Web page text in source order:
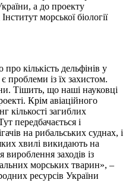
а до проекту
морської біології
кількість дельфінів у
із їх захистом.
Тішить, що наші науковці
Крім авіаційного
кількості загиблих
передбачається і
на рибальських суднах, і
хвилі викидають на
вироблення заходів із
морських тварин», –
ресурсів України